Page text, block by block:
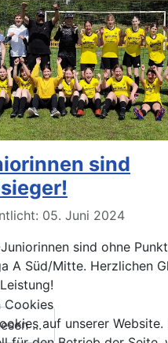
sind
05. Juni 2024
sind ohne
A Süd/Mitte. Herzlichen
...
Cookies
auf unserer Website.